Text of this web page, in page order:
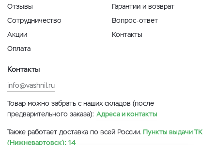
Отзывы
Сотрудничество
Акции
Оплата
Гарантии и возврат
Вопрос-ответ
Контакты
Контакты
info@vashnil.ru
Товар можно забрать с наших складов (после
предварительного заказа): Адреса и контакты
Также работает доставка по всей России. Пункты выдачи ТК
(Нижневартовск): 14